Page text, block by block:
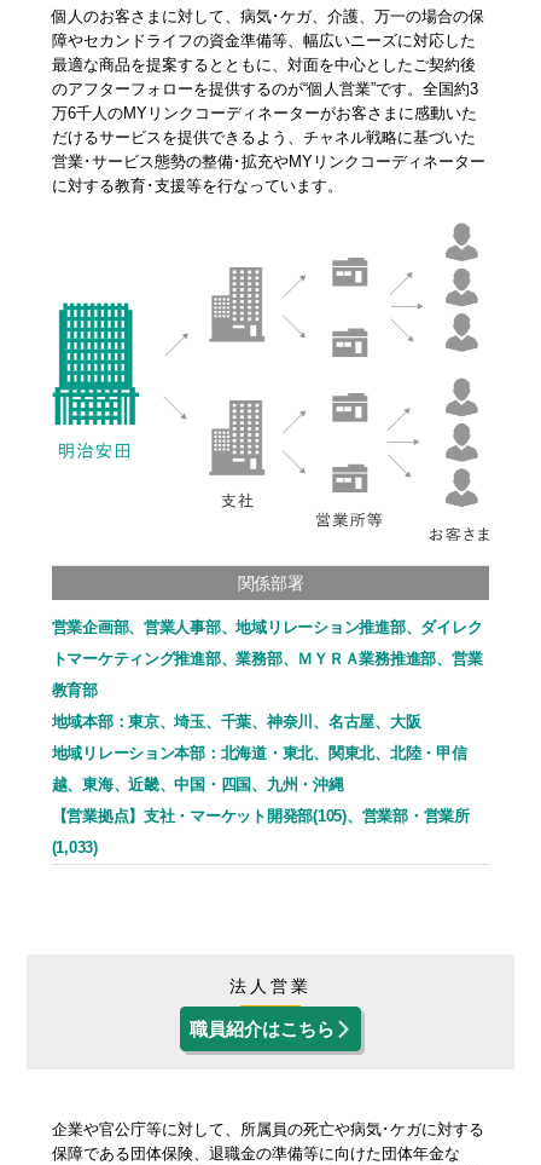
女子プロゴルフ協賛
明治安田公式ホームページ
サステイナビリティ・企業情報
明治安田公式ホームページ
個人のお客さまに対して、病気･ケガ、介護、万一の場合の保
障やセカンドライフの資金準備等、幅広いニーズに対応した
最適な商品を提案するとともに、対面を中心としたご契約後
のアフターフォローを提供するのが“個人営業”です。全国約3
万6千人のMYリンクコーディネーターがお客さまに感動いた
だけるサービスを提供できるよう、チャネル戦略に基づいた
営業･サービス態勢の整備･拡充やMYリンクコーディネーター
に対する教育･支援等を行なっています。
関係部署
営業企画部、営業人事部、地域リレーション推進部、ダイレク
トマーケティング推進部、業務部、
ＭＹＲＡ業務推進部、営業
教育部
地域本部：東京、埼玉、千葉、神奈川、名古屋、大阪
地域リレーション本部：北海道・東北、関東北、北陸・甲信
越、東海、近畿、中国・四国、九州・沖縄
【営業拠点】支社・マーケット開発部(105)、営業部・営業所
(1,033)
法人営業
職員紹介はこちら
企業や官公庁等に対して、所属員の死亡や病気･ケガに対する
保障である団体保険、退職金の準備等に向けた団体年金な